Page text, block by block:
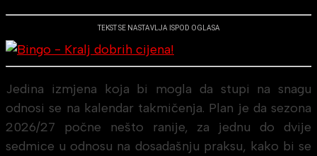
TEKST SE NASTAVLJA ISPOD OGLASA
Jedina izmjena koja bi mogla da stupi na snagu
odnosi se na kalendar takmičenja. Plan je da sezona
2026/27 počne nešto ranije, za jednu do dvije
sedmice u odnosu na dosadašnju praksu, kako bi se